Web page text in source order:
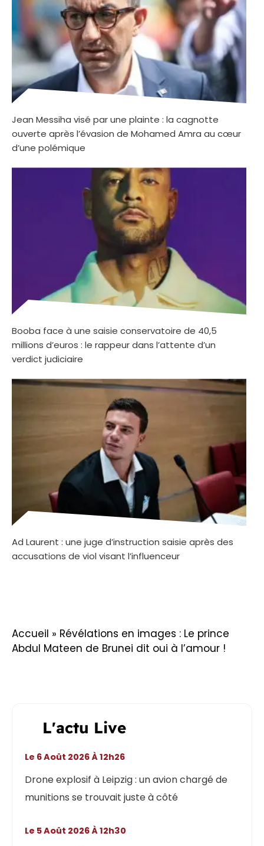
Jean Messiha visé par une plainte : la cagnotte
ouverte après l’évasion de Mohamed Amra au cœur
d’une polémique
Booba face à une saisie conservatoire de 40,5
millions d’euros : le rappeur dans l’attente d’un
verdict judiciaire
Ad Laurent : une juge d’instruction saisie après des
accusations de viol visant l’influenceur
Accueil » Révélations en images : Le prince
Abdul Mateen de Brunei dit oui à l’amour !
L'actu Live
Drone explosif à Leipzig : un avion chargé de
munitions se trouvait juste à côté
Le 6 Août 2026 À 12h26
Le 5 Août 2026 À 12h30